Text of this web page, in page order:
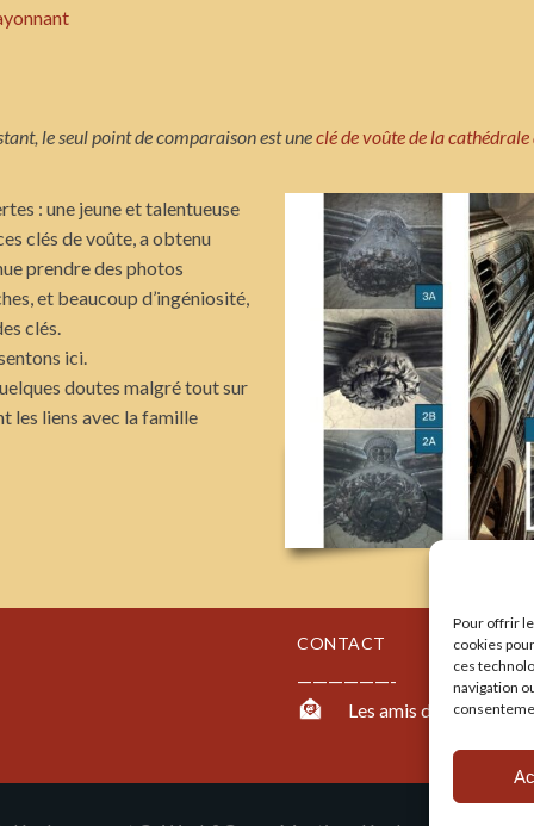
Pour offrir
cookies
ces
navigation
le seul point de comparaison est uneclé de voûte de la cathédrale
: une jeune et talentueuse
clés de voûte, a obtenu
prendre des photos
et beaucoup d’ingéniosité,
clés.
ici.
doutes malgré tout sur
les liens avec la famille
CONTACT
——————-
Les amis de la